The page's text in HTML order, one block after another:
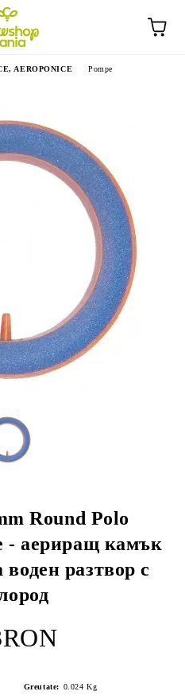
AEROPONICE
Pompe
Round Polo
- аериращ камък
разтвор с
Greutate: 0.024 Kg